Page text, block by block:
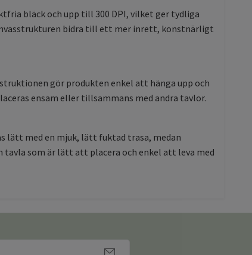
bläck och upp till 300 DPI, vilket ger tydliga
bidra till ett mer inrett, konstnärligt
gör produkten enkel att hänga upp och
ensam eller tillsammans med andra tavlor.
lätt med en mjuk, lätt fuktad trasa, medan
som är lätt att placera och enkel att leva med